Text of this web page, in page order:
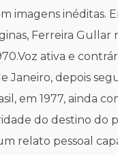
imagens
Ferreira
ativa e
Janeiro, depois
em 1977, ainda
do destino
relato pessoal